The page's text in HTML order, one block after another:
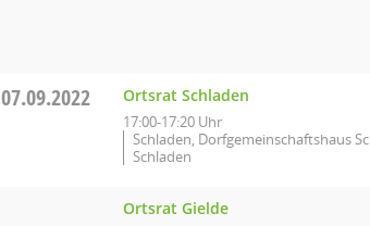
07.09.2022 Ortsrat Schladen
17:00-17:20 Uhr
Schladen, Dorfgemeinschaftshaus
Schladen
Ortsrat Gielde